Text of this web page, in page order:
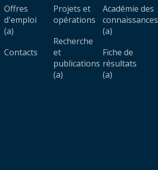
Offres
d'emploi
(a)
Contacts
Projets et
opérations
Recherche
et
publications
(a)
Académie des
connaissances
(a)
Fiche de
résultats
(a)